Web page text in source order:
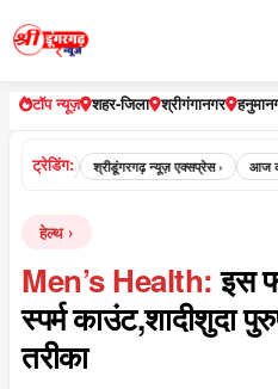
टॉप न्यूज़ शहर-जिला श्रीगंगानगर
ट्रेडिंग:
न्यूज़ › श्रीडूंगरगढ़ न्यूज़ एक्सप्रेस › आज का
हेल्थ
Men’s Health: इस
स्पर्म काउंट,शादीशुदा
तरीका